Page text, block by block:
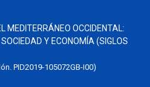
MEDITERRÁNEO OCCIDENTAL:
Y ECONOMÍA (SIGLOS
PID2019-105072GB-I00)